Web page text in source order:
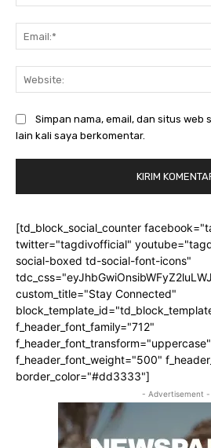
Simpan nama, email, dan situs web
lain kali saya berkomentar.
[td_block_social_counter
twitter="tagdivofficial"
social-boxed td-social-font-icons"
custom_title="Stay Connected"
f_header_font_family="712"
f_header_font_transform="uppercase"
f_header_font_weight="500"
border_color="#dd3333"]
- Advertisement -